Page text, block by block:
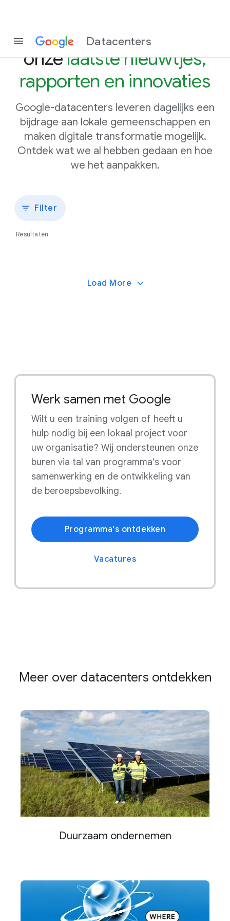
Datacenters
Blijf op de hoogte van
onzelaatste nieuwtjes,
rapporten en innovaties
Google-datacenters leveren dagelijks een
bijdrage aan lokale gemeenschappen en
maken digitale transformatie mogelijk.
Ontdek wat we al hebben gedaan en hoe
we het aanpakken.
Filter
Resultaten
Load More
Werk samen met Google
Wilt u een training volgen of heeft u
hulp nodig bij een lokaal project voor
uw organisatie? Wij ondersteunen onze
buren via tal van programma's voor
samenwerking en de ontwikkeling van
de beroepsbevolking.
Programma's ontdekken
Vacatures
Meer over datacenters ontdekken
Duurzaam ondernemen